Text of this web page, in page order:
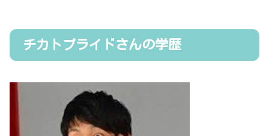
チカトプライドさんの学歴